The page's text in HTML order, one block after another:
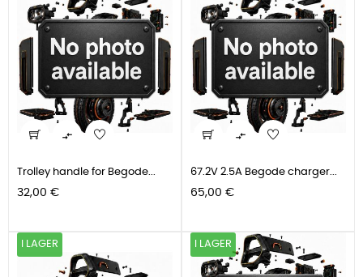

Trolley handle for Begode...
Pris
32,00 €

67.2V 2.5A Begode charger...
Pris
65,00 €
I LAGER I LAGER